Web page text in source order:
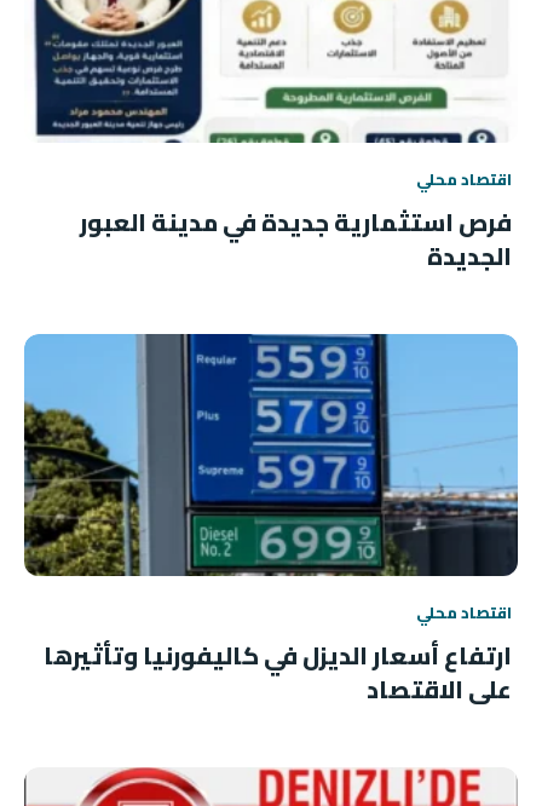
اقتصاد محلي
فرص استثمارية جديدة في مدينة العبور
الجديدة
اقتصاد محلي
ارتفاع أسعار الديزل في كاليفورنيا وتأثيرها
على الاقتصاد